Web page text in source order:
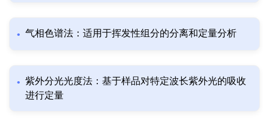
气相色谱法：适用于挥发性组分的分离和定量分析
紫外分光光度法：基于样品对特定波长紫外光的吸收
进行定量